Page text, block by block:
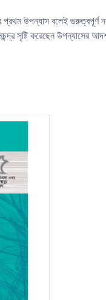
প্রথম উপন্যাস বলেই
সৃষ্টি করেছেন উপন্যাসের